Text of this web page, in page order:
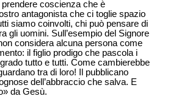
coscienza che è
antagonista che ci toglie spazio
siamo coinvolti, chi può pensare di
gli uomini. Sull’esempio del Signore
considera alcuna persona come
il figlio prodigo che pascola i
tutto e tutti. Come cambierebbe
tra di loro! Il pubblicano
dell’abbraccio che salva. E
da Gesù.